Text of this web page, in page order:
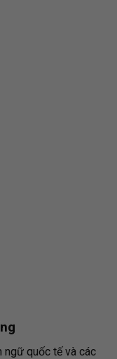
ngữ quốc tế và các